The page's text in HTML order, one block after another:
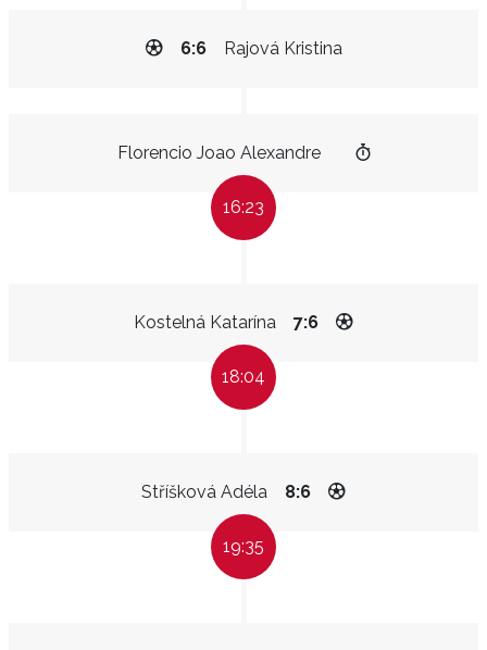
Rajová Kristina
6:6
Florencio Joao Alexandre
16:23
Kostelná Katarína 7:6
18:04
Stříšková Adéla 8:6
19:35